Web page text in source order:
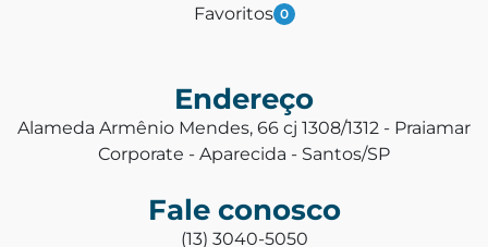
Favoritos 0
Endereço
Alameda Armênio Mendes, 66 cj 1308/1312 - Praiamar
Corporate - Aparecida - Santos/SP
Fale conosco
(13) 3040-5050